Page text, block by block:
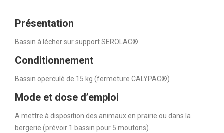
Présentation
Bassin à lécher sur support SEROLAC®
Conditionnement
Bassin operculé de 15 kg (fermeture CALYPAC®)
Mode et dose d’emploi
A mettre à disposition des animaux en prairie ou dans la
bergerie (prévoir 1 bassin pour 5 moutons).